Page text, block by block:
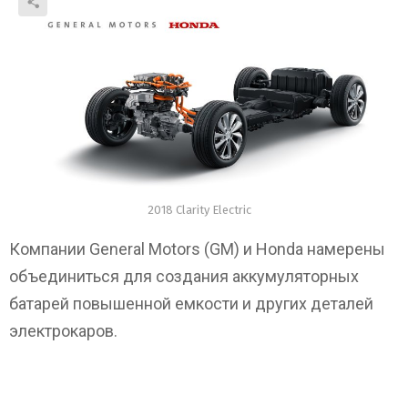
2018 Clarity Electric
Компании General Motors (GM) и Honda намерены
объединиться для создания аккумуляторных
батарей повышенной емкости и других деталей
электрокаров.